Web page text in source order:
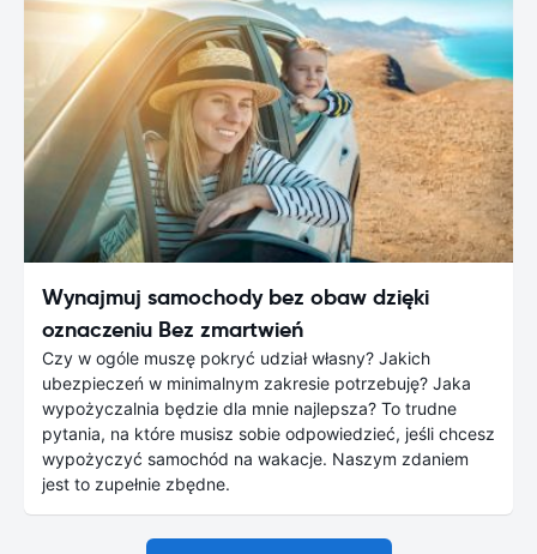
Wynajmuj samochody bez obaw dzięki
oznaczeniu Bez zmartwień
Czy w ogóle muszę pokryć udział własny? Jakich
ubezpieczeń w minimalnym zakresie potrzebuję? Jaka
wypożyczalnia będzie dla mnie najlepsza? To trudne
pytania, na które musisz sobie odpowiedzieć, jeśli chcesz
wypożyczyć samochód na wakacje. Naszym zdaniem
jest to zupełnie zbędne.